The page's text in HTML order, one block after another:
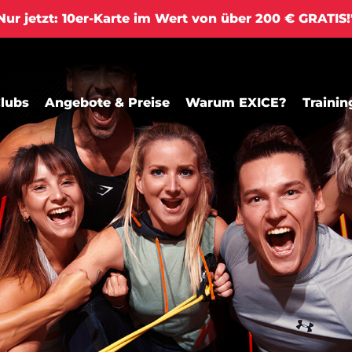
jetzt: 10er-Karte im Wert von über 200 €
Angebote & Preise Warum EXICE?